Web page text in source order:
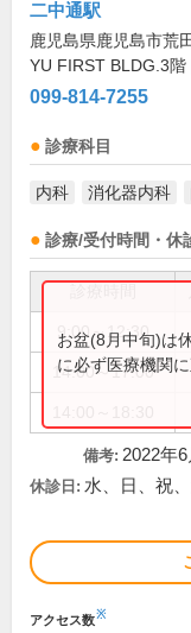
二中通駅
鹿児島県鹿児島市荒
YU FIRST BLDG.3階
099-814-7255
診療科目
内科 消化器内科
診療/受付時間・休
9:00～12:30
14:00～17:00
お盆(8月中旬)は
に必ず医療機関
備考: 2022年
休診日: 水、日、祝
アクセス数※